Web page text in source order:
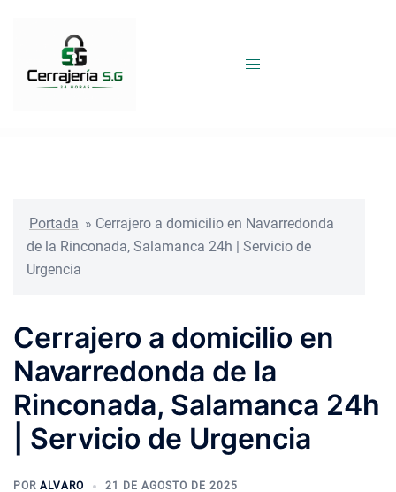
Portada » Cerrajero a domicilio en Navarredonda
de la Rinconada, Salamanca 24h | Servicio de
Urgencia
Cerrajero a domicilio en
Navarredonda de la
Rinconada, Salamanca 24h
| Servicio de Urgencia
POR ALVARO 21 DE AGOSTO DE 2025